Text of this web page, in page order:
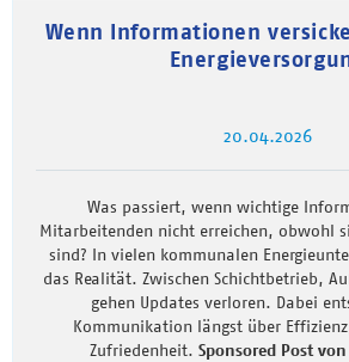
Wenn Informationen
20.04.2026
Was passiert, wenn wichtige
Mitarbeitenden nicht erreichen, obwohl
sind? In vielen kommunalen
das Realität. Zwischen Schichtbetrieb,
gehen Updates verloren. Dabei
Kommunikation längst über
Zufriedenheit. Sponsored Post